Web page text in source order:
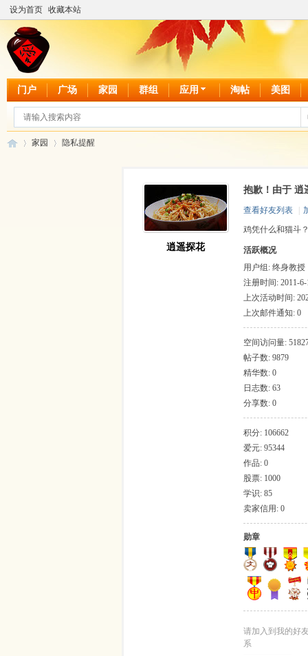
设为首页 收藏本站
门户 广场 家园 群组 应用 淘帖 美图
家园 隐私提醒
逍遥探花
抱歉！由于 逍
查看好友列表
鸡凭什么和猫斗
活跃概况
用户组: 终身教授
注册时间: 2011-6-
上次活动时间:
上次邮件通知: 0
空间访问量:
帖子数: 9879
精华数: 0
日志数: 63
分享数: 0
积分: 106662
爱元: 95344
作品: 0
股票: 1000
学识: 85
卖家信用: 0
勋章
请加入到我的好
系